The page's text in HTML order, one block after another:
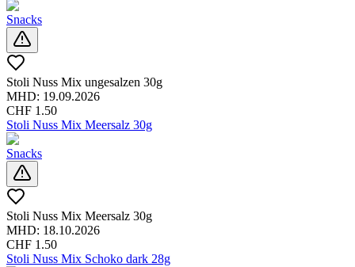
Snacks
Stoli Nuss Mix ungesalzen 30g
MHD: 19.09.2026
CHF 1.50
Stoli Nuss Mix Meersalz 30g
Snacks
Stoli Nuss Mix Meersalz 30g
MHD: 18.10.2026
CHF 1.50
Stoli Nuss Mix Schoko dark 28g